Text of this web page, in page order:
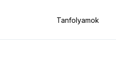
Tanfolyamok